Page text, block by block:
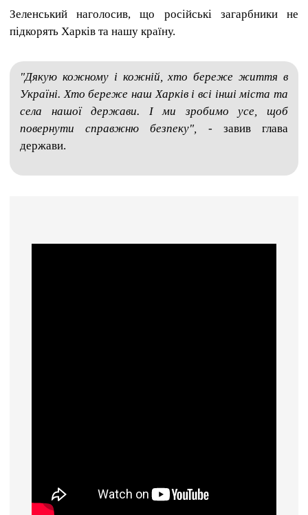
Зеленський наголосив, що російські загарбники не
підкорять Харків та нашу країну.
"Дякую кожному і кожній, хто береже життя в
Україні. Хто береже наш Харків і всі інші міста та
села нашої держави. І ми зробимо усе, щоб
повернути справжню безпеку",
- завив глава
держави.